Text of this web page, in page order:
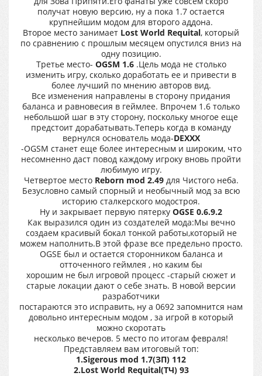
получат новую версию, ну а пока 1.7 остается
крупнейшим модом для второго аддона.
Второе место занимает Lost World Requital, который
по сравнению с прошлым месяцем опустился вниз на
одну позицию.
Третье место- OGSM 1.6.Цель мода не столько
изменить игру, сколько доработать ее и привести в
более лучший по мнению авторов вид.
Все изменения направлены в сторону придания
баланса и равновесия в геймлее. Впрочем 1.6 только
небольшой шаг в эту сторону, поскольку многое еще
предстоит дорабатывать.Теперь когда в команду
вернулся основатель мода-DEXXX
-OGSM станет еще более интересным и широким, что
несомненно даст повод каждому игроку вновь пройти
любимую игру.
Четвертое место Reborn mod 2.49для Чистого неба.
Безусловно самый спорный и необычный мод за всю
историю сталкерского модостроя.
Ну и закрывает первую пятерку OGSE 0.6.9.2
Как выразился один из создателей мода:Мы вечно
создаем красивый бокал тонкой работы,который не
можем наполнить.В этой фразе все предельно просто.
OGSE был и остается сторонником баланса и
отточенного геймлея , но каким бы
хорошим не был игровой процесс -старый сюжет и
старые локации дают о себе знать. В новой версии
разработчики
постараются это исправить, ну а 0692 запомнится нам
довольно интересным модом , за игрой в который
можно скоротать
несколько вечеров. 5 место по итогам февраля!
Представляем вам итоговый топ:
1.Sigerous mod 1.7(ЗП) 112
2.Lost World Requital(ТЧ) 93